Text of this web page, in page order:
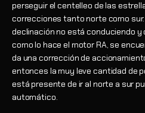
perseguir el centelleo de las
correcciones tanto norte como sur.
declinación no está conduciendo y
como lo hace el motor RA, se
da una corrección de
entonces la muy leve cantidad de
está presente de ir al norte a sur
automático.